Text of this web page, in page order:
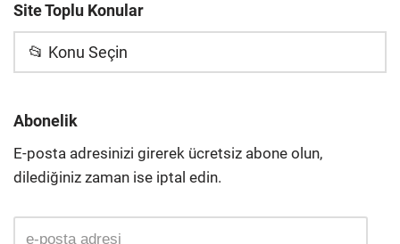
Site Toplu Konular
📂 Konu Seçin
Abonelik
E-posta adresinizi girerek ücretsiz abone olun,
dilediğiniz zaman ise iptal edin.